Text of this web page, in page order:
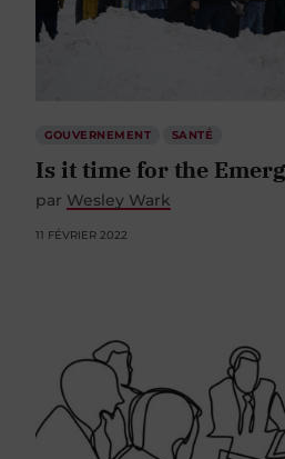
GOUVERNEMENT SANTÉ
Is it time for the
par Wesley Wark
11 FÉVRIER 2022